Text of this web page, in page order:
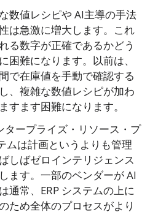
数値レシピや AI主導の手法
は急激に増大します。これ
る数字が正確であるかどう
困難になります。以前は、
で在庫値を手動で確認する
、複雑な数値レシピが加わ
すます困難になります。
ープライズ・リソース・プ
ムは計画というよりも管理
しばゼロインテリジェンス
ます。一部のベンダーが AI
通常、ERP システムの上に
ため全体のプロセスがより